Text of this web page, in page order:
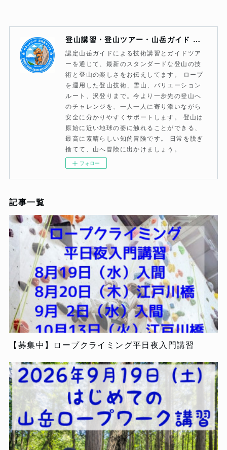
登山講習・登山ツアー・山岳ガイド サミットガイド宮崎薫オフィス
認定山岳ガイドによる技術講習とガイドツア
ーを通じて、最新のスタンダードな登山の技
術と登山の楽しさをお伝えしてます。 ロープ
を運用した登山技術、雪山、バリエーション
ルート、沢登りまで。今より一歩先の登山へ
のチャレンジを、一人一人に寄り添いながら
安全に分かりやすくサポートします。 登山は
原始に近い地球の姿に触れることができる、
最高に素晴らしい知的冒険です。 日常を脱ぎ
捨てて、山へ冒険に出かけましょう。
フォロー
記事一覧
【募集中】ロープクライミング平日夜入門講習